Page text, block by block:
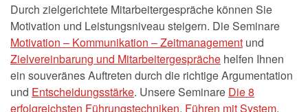
Durch zielgerichtete Mitarbeitergespräche können Sie
Motivation und Leistungsniveau steigern. Die Seminare
Motivation – Kommunikation – Zeitmanagement und
Zielvereinbarung und Mitarbeitergespräche helfen Ihnen
ein souveränes Auftreten durch die richtige Argumentation
und Entscheidungsstärke. Unsere Seminare Die 8
erfolgreichsten Führungstechniken, Führen mit System,